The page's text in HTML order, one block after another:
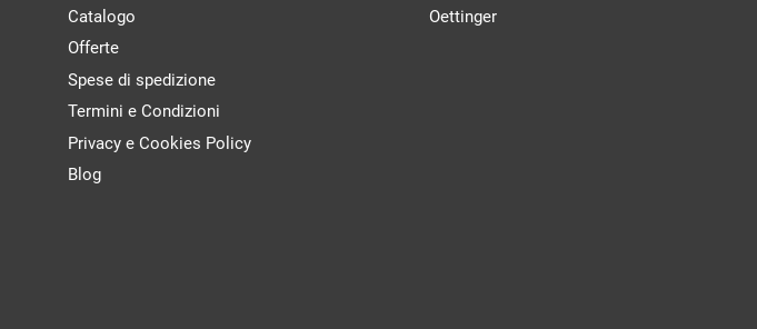
Catalogo
Offerte
Spese di spedizione
Termini e Condizioni
Privacy e Cookies Policy
Blog
Oettinger